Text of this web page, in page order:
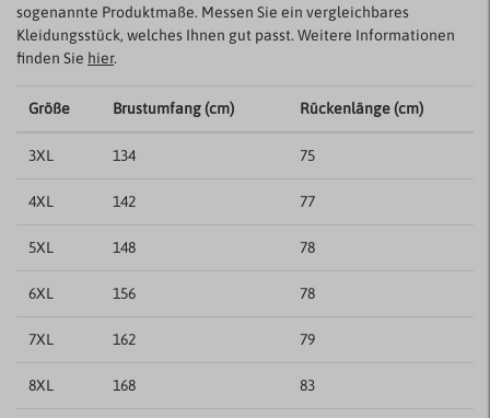
sogenannte Produktmaße. Messen Sie ein vergleichbares
Kleidungsstück, welches Ihnen gut passt. Weitere Informationen
finden Sie hier.
Größe Brustumfang (cm) Rückenlänge (cm)
3XL 134 75
4XL 142 77
5XL 148 78
6XL 156 78
7XL 162 79
8XL 168 83